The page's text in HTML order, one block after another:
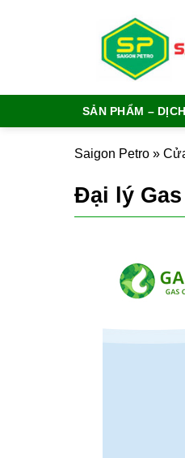
SẢN PHẨM –
Saigon Petro »
Đại lý